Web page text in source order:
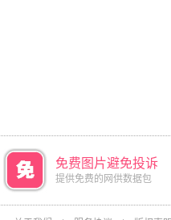
免费图片避免投诉
提供免费的网供数据包